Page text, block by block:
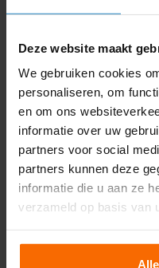
Deze website maakt
We gebruiken cookies
personaliseren, om
en om ons
informatie over uw
partners voor social
partners kunnen deze
informatie die u aan ze
verzameld op basis van
maar 5 en je krijgt les van
wat top dit
“
Damian Naliboff

marktplaats gekocht en